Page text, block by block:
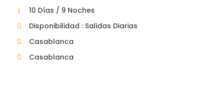
10 Días / 9 Noches
Disponibilidad : Salidas Diarias
Casablanca
Casablanca